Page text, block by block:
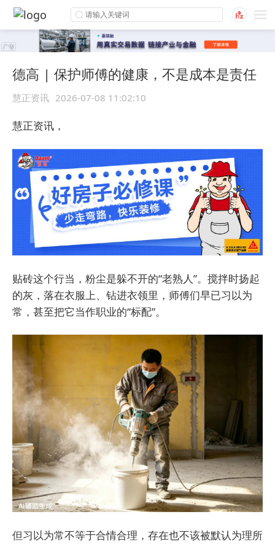
德高 | 保护师傅的健康，不是成本是责任
慧正资讯 2026-07-08 11:02:10
慧正资讯，
贴砖这个行当，粉尘是躲不开的“老熟人”。搅拌时扬起
的灰，落在衣服上、钻进衣领里，师傅们早已习以为
常，甚至把它当作职业的“标配”。
但习以为常不等于合情合理，存在也不该被默认为理所